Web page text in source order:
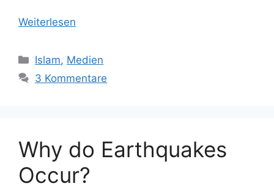
Weiterlesen
Kategorien
Islam, Medien
3 Kommentare
Why do Earthquakes
Occur?